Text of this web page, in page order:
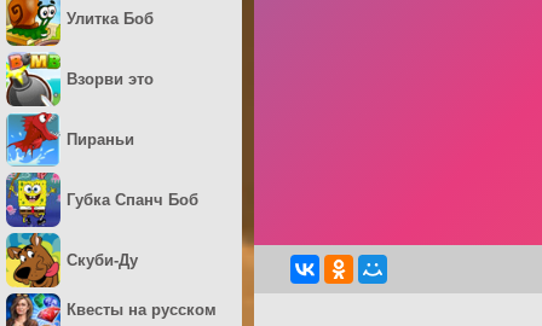
Улитка Боб
Взорви это
Пираньи
Губка Спанч Боб
Скуби-Ду
Квесты на русском